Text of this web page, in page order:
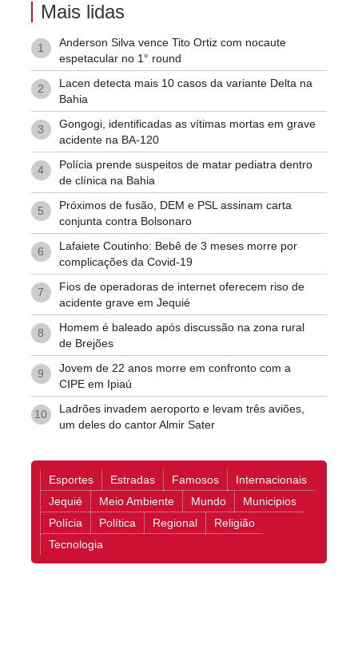
Mais lidas
1
Anderson Silva vence Tito Ortiz com nocaute
espetacular no 1° round
2
Lacen detecta mais 10 casos da variante Delta na
Bahia
3
Gongogi, identificadas as vítimas mortas em grave
acidente na BA-120
4
Polícia prende suspeitos de matar pediatra dentro
de clínica na Bahia
5
Próximos de fusão, DEM e PSL assinam carta
conjunta contra Bolsonaro
6
Lafaiete Coutinho: Bebê de 3 meses morre por
complicações da Covid-19
7
Fios de operadoras de internet oferecem riso de
acidente grave em Jequié
8
Homem é baleado após discussão na zona rural
de Brejões
9
Jovem de 22 anos morre em confronto com a
CIPE em Ipiaú
10
Ladrões invadem aeroporto e levam três aviões,
um deles do cantor Almir Sater
Esportes Estradas Famosos
Internacionais
Jequié
Meio Ambiente Mundo
Municipios
Polícia
Política Regional
Religião
Tecnologia